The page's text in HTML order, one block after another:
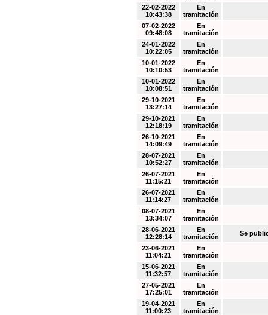
22-02-2022
10:43:38
En
tramitación
07-02-2022
09:48:08
En
tramitación
24-01-2022
10:22:05
En
tramitación
10-01-2022
10:10:53
En
tramitación
10-01-2022
10:08:51
En
tramitación
29-10-2021
13:27:14
En
tramitación
29-10-2021
12:18:19
En
tramitación
26-10-2021
14:09:49
En
tramitación
28-07-2021
10:52:27
En
tramitación
26-07-2021
11:15:21
En
tramitación
26-07-2021
11:14:27
En
tramitación
08-07-2021
13:34:07
En
tramitación
28-06-2021
12:28:14
En
tramitación
Se
23-06-2021
11:04:21
En
tramitación
15-06-2021
11:32:57
En
tramitación
27-05-2021
17:25:01
En
tramitación
19-04-2021
11:00:23
En
tramitación